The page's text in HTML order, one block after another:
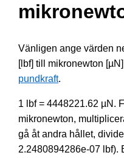
Vänligen ange värden
[lbf] till mikronewton
pundkraft.
1 lbf = 4448221.62 µN.
mikronewton,
gå åt andra hållet,
2.2480894286e-07 lbf).